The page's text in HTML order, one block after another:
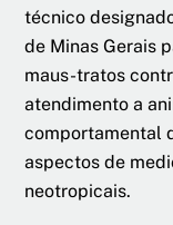
técnico
de Minas Gerais
maus-tratos
atendimento a
comportamental
aspectos de
neotropicais.